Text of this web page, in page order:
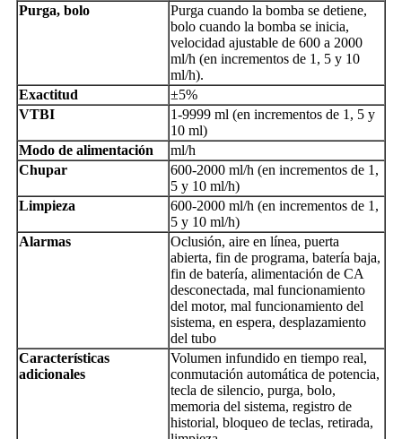
Purga, bolo
Purga cuando la bomba se detiene,
bolo cuando la bomba se inicia,
velocidad ajustable de 600 a 2000
ml/h (en incrementos de 1, 5 y 10
ml/h).
Exactitud
±5%
VTBI
1-9999 ml (en incrementos de 1, 5 y
10 ml)
Modo de alimentación
ml/h
Chupar
600-2000 ml/h (en incrementos de 1,
5 y 10 ml/h)
Limpieza
600-2000 ml/h (en incrementos de 1,
5 y 10 ml/h)
Alarmas
Oclusión, aire en línea, puerta
abierta, fin de programa, batería baja,
fin de batería, alimentación de CA
desconectada, mal funcionamiento
del motor, mal funcionamiento del
sistema, en espera, desplazamiento
del tubo
Características
adicionales
Volumen infundido en tiempo real,
conmutación automática de potencia,
tecla de silencio, purga, bolo,
memoria del sistema, registro de
historial, bloqueo de teclas, retirada,